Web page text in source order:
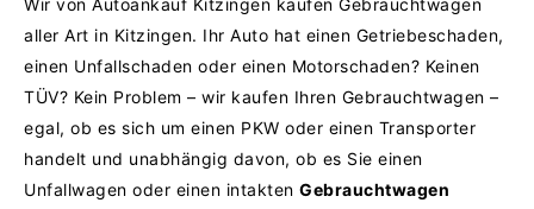
Wir von Autoankauf Kitzingen kaufen Gebrauchtwagen
aller Art in Kitzingen. Ihr Auto hat einen Getriebeschaden,
einen Unfallschaden oder einen Motorschaden? Keinen
TÜV? Kein Problem – wir kaufen Ihren Gebrauchtwagen –
egal, ob es sich um einen PKW oder einen Transporter
handelt und unabhängig davon, ob es Sie einen
Unfallwagen oder einen intakten Gebrauchtwagen